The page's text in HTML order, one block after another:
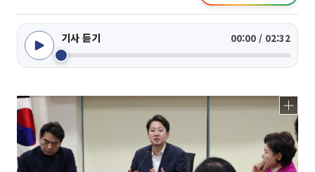
기사 듣기 00:00 / 02:32